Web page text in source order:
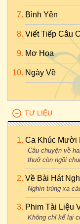
Bình Yên
Viết Tiếp Câu
Mơ Hoa
Ngày Về
TƯ LIỆU
Ca Khúc Mười
Câu chuyện về
thuở còn ngồi
Về Bài Hát
Nghìn trùng xa
Phim Tài Liệu
Không chỉ kể lại